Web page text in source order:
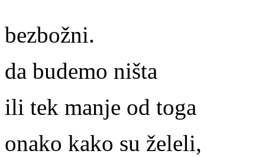
bezbožni.
da budemo ništa
ili tek manje od toga
onako kako su želeli,